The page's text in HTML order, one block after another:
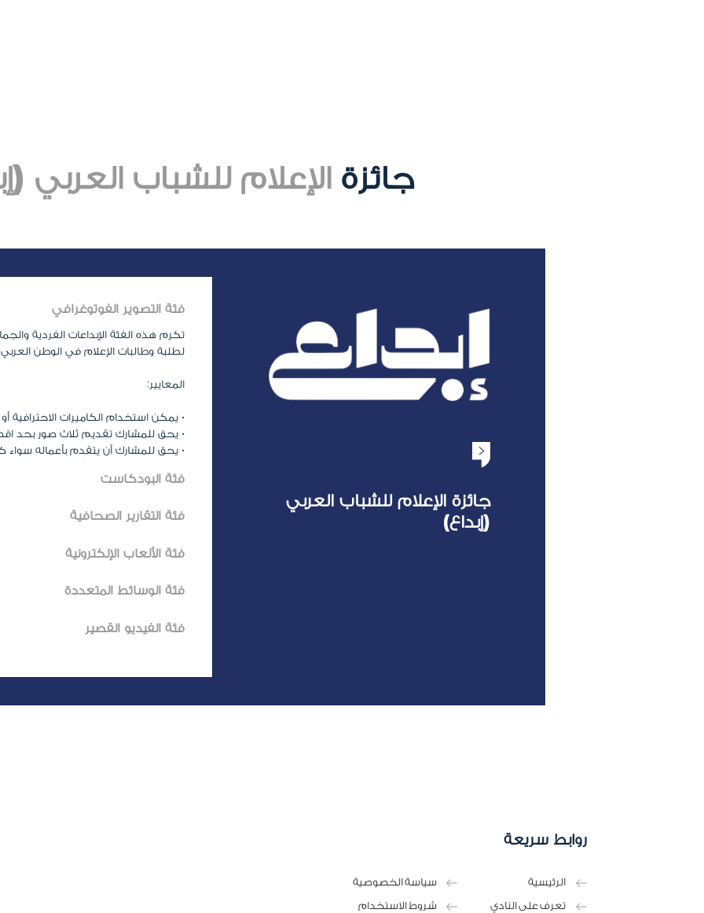
جائزة الإعلام للشباب العربي
جائزة الإعلام للشباب العربي
(إبداع)
فئة التصوير الفوتوغرافي
تكرم هذه الفئة الإبداعات الفردية
لطلبة وطالبات الإعلام في الوطن
المعايير:
• يمكن استخدام الكاميرات الاحترافية
• يحق للمشارك تقديم ثلاث صور بحد
• يحق للمشارك أن يتقدم بأعماله سواء
فئة البودكاست
فئة التقارير الصحافية
فئة الألعاب الإلكترونية
فئة الوسائط المتعددة
فئة الفيديو القصير
روابط سريعة
الرئيسية
تعرف على النادي
سياسة الخصوصية
شروط الاستخدام